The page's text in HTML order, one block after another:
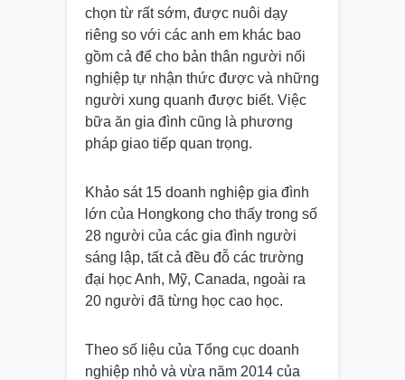
chọn từ rất sớm, được nuôi dạy
riêng so với các anh em khác bao
gồm cả để cho bản thân người nối
nghiệp tự nhận thức được và những
người xung quanh được biết. Việc
bữa ăn gia đình cũng là phương
pháp giao tiếp quan trọng.
Khảo sát 15 doanh nghiệp gia đình
lớn của Hongkong cho thấy trong số
28 người của các gia đình người
sáng lập, tất cả đều đỗ các trường
đại học Anh, Mỹ, Canada, ngoài ra
20 người đã từng học cao học.
Theo số liệu của Tổng cục doanh
nghiệp nhỏ và vừa năm 2014 của